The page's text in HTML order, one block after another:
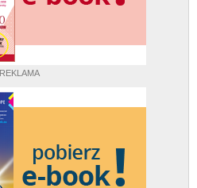
REKLAMA